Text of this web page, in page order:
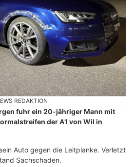
REDAKTION
fuhr ein 20-jähriger Mann mit
der A1 von Wil in
Auto gegen die Leitplanke. Verletzt
Sachschaden.